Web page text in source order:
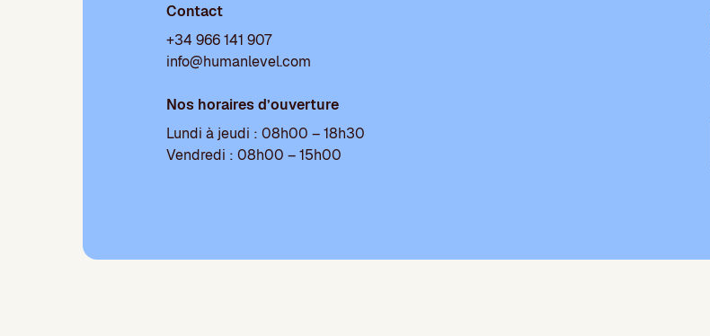
Contact
+34 966 141 907
info@humanlevel.com
Nos horaires d’ouverture
Lundi à jeudi : 08h00 – 18h30
Vendredi : 08h00 – 15h00